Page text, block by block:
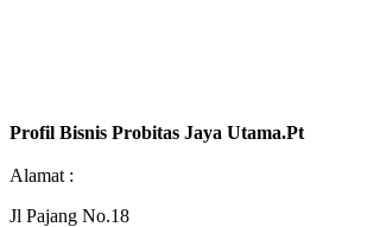
Profil Bisnis Probitas Jaya Utama.Pt
Alamat :
Jl Pajang No.18